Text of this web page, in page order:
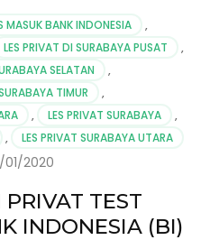
MASUK BANK INDONESIA
,
LES PRIVAT DI SURABAYA PUSAT
,
SELATAN
,
TIMUR
,
, LES PRIVAT SURABAYA
,
, LES PRIVAT SURABAYA UTARA
2020
TEST
INDONESIA (BI)